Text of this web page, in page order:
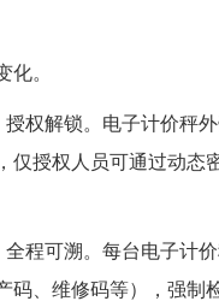
化。
授权解锁。电子计价秤
仅授权人员可通过动态
全程可溯。每台电子计
码、维修码等），强制